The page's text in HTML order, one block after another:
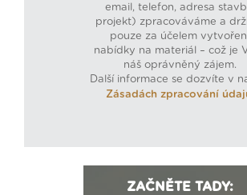
email, telefon, adresa
projekt) zpracováváme a
pouze za účelem
nabídky na materiál – což je
náš oprávněný zájem.
Další informace se dozvíte v
Zásadách zpracování
ZAČNĚTE TADY: